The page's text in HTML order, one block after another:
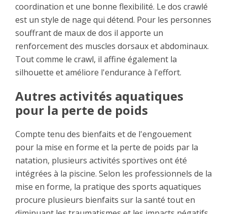
coordination et une bonne flexibilité. Le dos crawlé
est un style de nage qui détend. Pour les personnes
souffrant de maux de dos il apporte un
renforcement des muscles dorsaux et abdominaux.
Tout comme le crawl, il affine également la
silhouette et améliore l'endurance à l'effort.
Autres activités aquatiques
pour la perte de poids
Compte tenu des bienfaits et de l'engouement
pour la mise en forme et la perte de poids par la
natation, plusieurs activités sportives ont été
intégrées à la piscine. Selon les professionnels de la
mise en forme, la pratique des sports aquatiques
procure plusieurs bienfaits sur la santé tout en